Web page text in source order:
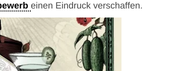
einen Eindruck verschaffen.